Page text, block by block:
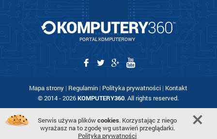
PORTAL KOMPUTEROWY
Mapa strony | Regulamin | Polityka prywatności | Kontakt
© 2014 - 2026KOMPUTERY360. All rights reserved.
Serwis używa plikówcookies. Korzystając z niego
wyrażasz na to zgodę wg ustawień przeglądarki.
Polityka prywatności